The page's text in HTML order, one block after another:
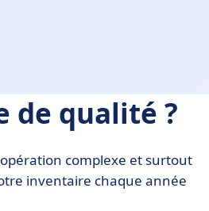
de qualité ?
complexe et surtout
inventaire chaque année